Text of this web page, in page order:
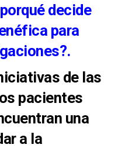
decide
para
de las
pacientes
una
a la